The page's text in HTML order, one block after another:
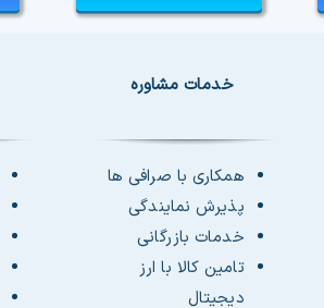
خدمات مشاوره
همکاری با صرافی ها
پذیرش نمایندگی
خدمات بازرگانی
تامین کالا با ارز
دیجیتال